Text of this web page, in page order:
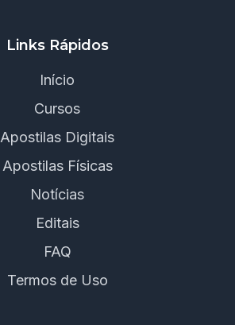
Links Rápidos
Início
Cursos
Apostilas Digitais
Apostilas Físicas
Notícias
Editais
FAQ
Termos de Uso